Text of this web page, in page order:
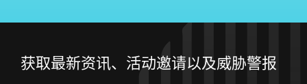
获取最新资讯、活动邀请以及威胁警报